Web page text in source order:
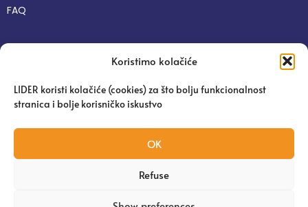
Koristimo kolačiće
LIDER koristi kolačiće (cookies) za što bolju funkcionalnost
stranica i bolje korisničko iskustvo
OK
Refuse
FAQ
Non-financial Services
Free Business Services
Agronomist Advice
Success Client Stories
Copyright 2024 | Microcredit Foundation LIDER